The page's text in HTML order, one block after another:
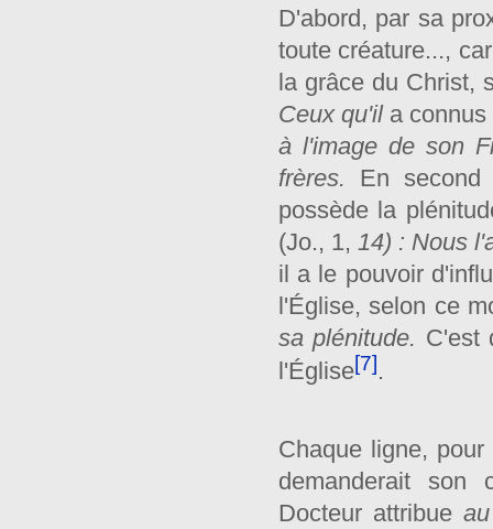
D'abord, par sa
toute créature...,
la grâce du Christ,
Ceux qu'il a connus
à l'image de son
frères. En
possède la
(Jo., 1, 14) : Nous
il a le pouvoir
l'Église, selon ce
sa plénitude. C'est
l'Église[7].
Chaque ligne,
demanderait son
Docteur attribue